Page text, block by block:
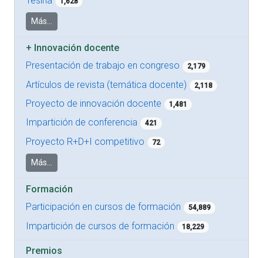
Más...
+ Innovación docente
Presentación de trabajo en congreso
2,179
Artículos de revista (temática docente) 2,118
Proyecto de innovación docente 1,481
Impartición de conferencia 421
Proyecto R+D+I competitivo 72
Más...
Formación
Participación en cursos de formación
54,889
Impartición de cursos de formación 18,229
Premios